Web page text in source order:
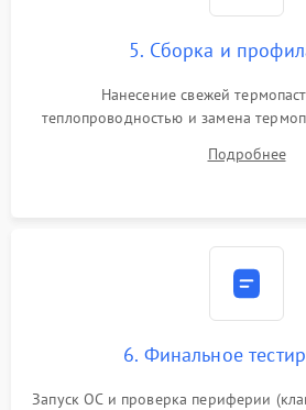
5. Сборка и
Нанесение свежей
теплопроводностью и замена
шлейфов, модулей памяти иПодробнее
6. Финальное
Запуск ОС и проверка периферии